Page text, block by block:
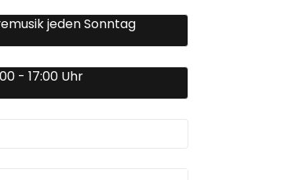
jeden Sonntag
- 17:00 Uhr